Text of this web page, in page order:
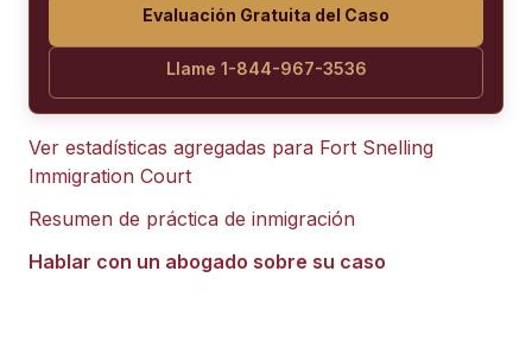
Evaluación Gratuita del Caso
Llame 1-844-967-3536
Ver estadísticas agregadas para Fort Snelling
Immigration Court
Resumen de práctica de inmigración
Hablar con un abogado sobre su caso